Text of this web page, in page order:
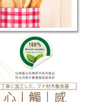
目的，商店將以您的個人
進項蒐集、處理及利用，
核對及更正。
userRule
面顯示為準，若有關於
請聯繫「AFTEE先享後付
support/home
先享後付」服務完成之交
交易相關給付款項請求債
人之同意方可使用
供京站紙袋，取件時